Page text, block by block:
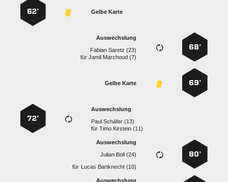
Gelbe Karte
62’
68’
Auswechslung
  
für  
69’
Gelbe Karte
Auswechslung
  
für  
72’
80’
Auswechslung
  
für   
Auswechslung